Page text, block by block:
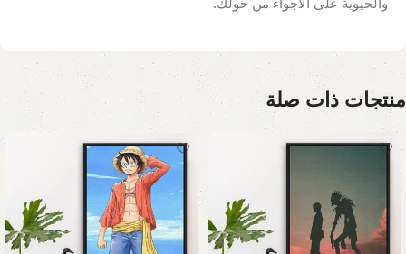
والحيوية على الأجواء من حولك.
منتجات ذات صلة